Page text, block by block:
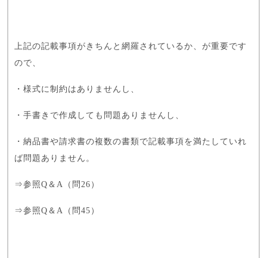
上記の記載事項がきちんと網羅されているか、が重要です
ので、
・様式に制約はありませんし、
・手書きで作成しても問題ありませんし、
・納品書や請求書の複数の書類で記載事項を満たしていれ
ば問題ありません。
⇒参照Q＆A（問26）
⇒参照Q＆A（問45）